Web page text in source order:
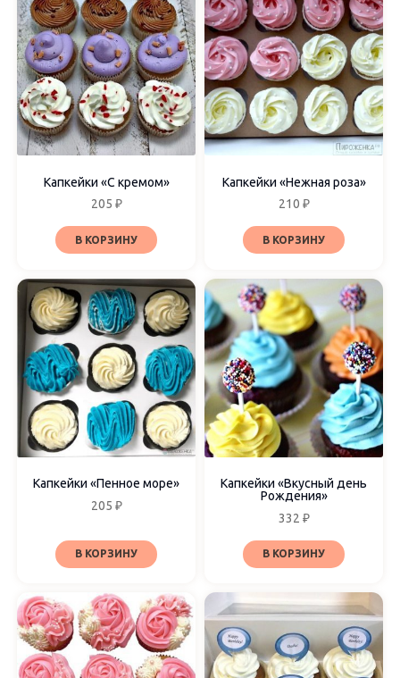
Капкейки «С кремом»
205 ₽
В КОРЗИНУ
Капкейки «Нежная роза»
210 ₽
В КОРЗИНУ
Капкейки «Пенное море»
205 ₽
В КОРЗИНУ
Капкейки «Вкусный день
Рождения»
332 ₽
В КОРЗИНУ